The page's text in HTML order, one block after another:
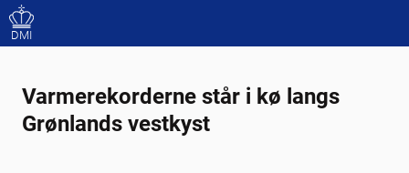
DMI
Varmerekorderne står i kø langs
Grønlands vestkyst